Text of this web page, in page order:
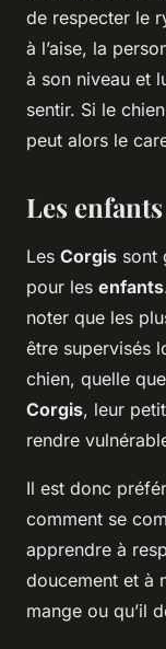
de respecter le
à l’aise, la
à son niveau et
sentir. Si le
peut alors le
Les
Les Corgis sont
pour les enfants
noter que les
être supervisés
chien, quelle
Corgis, leur
rendre
Il est donc
comment se
apprendre à
doucement et à
mange ou qu’il